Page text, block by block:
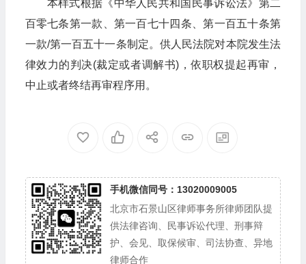
本样式根据《中华人民共和国民事诉讼法》第二
百零七条第一款、第一百七十四条、第一百五十条第
一款/第一百五十一条制定。供人民法院对本院发生法
律效力的判决(裁定或者调解书)，依职权提起再审，
中止或者终结再审程序用。
手机微信同号：13020009005
北京市石景山区律师事务所律师团队提
供法律咨询、民事诉讼代理、刑事辩
护、会见、取保候审、司法协查、异地
律师合作